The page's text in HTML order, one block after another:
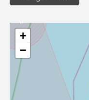
+
−